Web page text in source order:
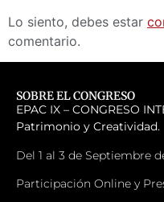
Lo siento, debes estar
comentario.
SOBRE EL CONGRESO
EPAC IX – CONGRESO
Patrimonio y Creatividad.
Del 1 al 3 de Septiembre
Participación Online y